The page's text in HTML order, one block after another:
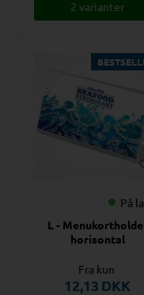
2 varianter
På
L -
horisontal
Fra kun
12,13 DKK